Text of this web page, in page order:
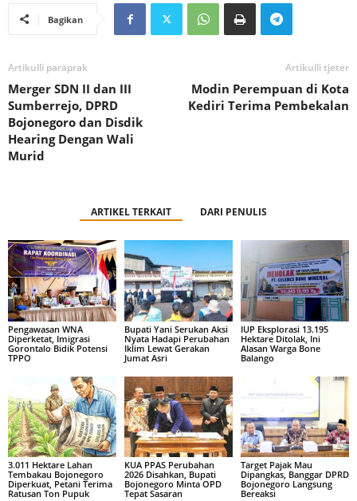
Bagikan
Artikulli paraprak
Merger SDN II dan III
Sumberrejo, DPRD
Bojonegoro dan Disdik
Hearing Dengan Wali
Murid
Artikulli tjetër
Modin Perempuan di Kota
Kediri Terima Pembekalan
ARTIKEL TERKAIT DARI PENULIS
Pengawasan WNA
Diperketat, Imigrasi
Gorontalo Bidik Potensi
TPPO
Bupati Yani Serukan Aksi
Nyata Hadapi Perubahan
Iklim Lewat Gerakan
Jumat Asri
IUP Eksplorasi 13.195
Hektare Ditolak, Ini
Alasan Warga Bone
Balango
3.011 Hektare Lahan
Tembakau Bojonegoro
Diperkuat, Petani Terima
Ratusan Ton Pupuk
KUA PPAS Perubahan
2026 Disahkan, Bupati
Bojonegoro Minta OPD
Tepat Sasaran
Target Pajak Mau
Dipangkas, Banggar DPRD
Bojonegoro Langsung
Bereaksi